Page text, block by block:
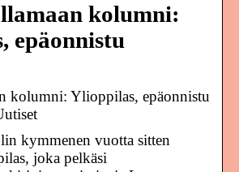
kolumni:
epäonnistu
kolumni: Ylioppilas, epäonnistu
kymmenen vuotta sitten
joka pelkäsi